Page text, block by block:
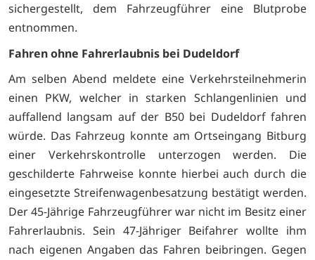
sichergestellt, dem Fahrzeugführer eine Blutprobe
entnommen.
Fahren ohne Fahrerlaubnis bei Dudeldorf
Am selben Abend meldete eine Verkehrsteilnehmerin
einen PKW, welcher in starken Schlangenlinien und
auffallend langsam auf der B50 bei Dudeldorf fahren
würde. Das Fahrzeug konnte am Ortseingang Bitburg
einer Verkehrskontrolle unterzogen werden. Die
geschilderte Fahrweise konnte hierbei auch durch die
eingesetzte Streifenwagenbesatzung bestätigt werden.
Der 45-Jährige Fahrzeugführer war nicht im Besitz einer
Fahrerlaubnis. Sein 47-Jähriger Beifahrer wollte ihm
nach eigenen Angaben das Fahren beibringen. Gegen